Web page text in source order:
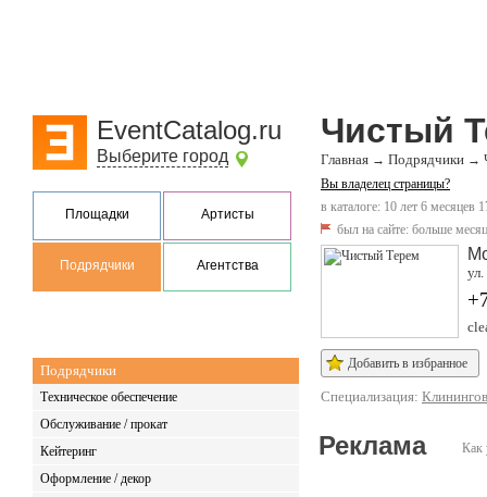
EventCatalog.ru
Выберите город
Площадки Артисты
Подрядчики Агентства
Подрядчики
Техническое обеспечение
Обслуживание / прокат
Кейтеринг
Оформление / декор
Чистый
Главная → Подрядчики →
Вы владелец страницы?
в каталоге: 10 лет 6 месяцев
был на сайте: больше
Добавить в избранное
Специализация:
Как
Реклама